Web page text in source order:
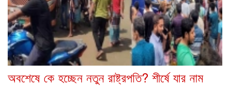
অবশেষে কে হচ্ছেন নতুন রাষ্ট্রপতি? শীর্ষে যার নাম